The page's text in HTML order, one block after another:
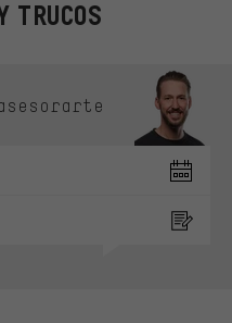
TRUCOS